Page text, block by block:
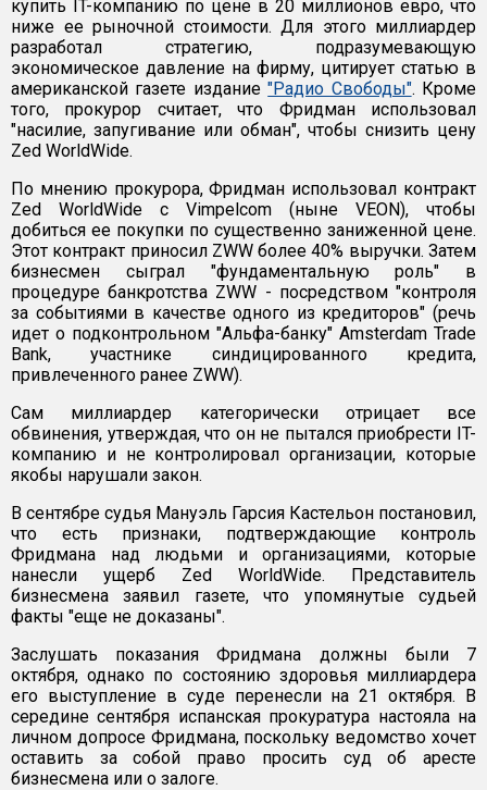
купить IT-компанию по цене в 20 миллионов евро, что
ниже ее рыночной стоимости. Для этого миллиардер
разработал стратегию, подразумевающую
экономическое давление на фирму, цитирует статью в
американской газете издание"Радио Свободы". Кроме
того, прокурор считает, что Фридман использовал
"насилие, запугивание или обман", чтобы снизить цену
Zed WorldWide.
По мнению прокурора, Фридман использовал контракт
Zed WorldWide с Vimpelcom (ныне VEON), чтобы
добиться ее покупки по существенно заниженной цене.
Этот контракт приносил ZWW более 40% выручки. Затем
бизнесмен сыграл "фундаментальную роль" в
процедуре банкротства ZWW - посредством "контроля
за событиями в качестве одного из кредиторов" (речь
идет о подконтрольном "Альфа-банку" Amsterdam Trade
Bank, участнике синдицированного кредита,
привлеченного ранее ZWW).
Сам миллиардер категорически отрицает все
обвинения, утверждая, что он не пытался приобрести IT-
компанию и не контролировал организации, которые
якобы нарушали закон.
В сентябре судья Мануэль Гарсия Кастельон постановил,
что есть признаки, подтверждающие контроль
Фридмана над людьми и организациями, которые
нанесли ущерб Zed WorldWide. Представитель
бизнесмена заявил газете, что упомянутые судьей
факты "еще не доказаны".
Заслушать показания Фридмана должны были 7
октября, однако по состоянию здоровья миллиардера
его выступление в суде перенесли на 21 октября. В
середине сентября испанская прокуратура настояла на
личном допросе Фридмана, поскольку ведомство хочет
оставить за собой право просить суд об аресте
бизнесмена или о залоге.